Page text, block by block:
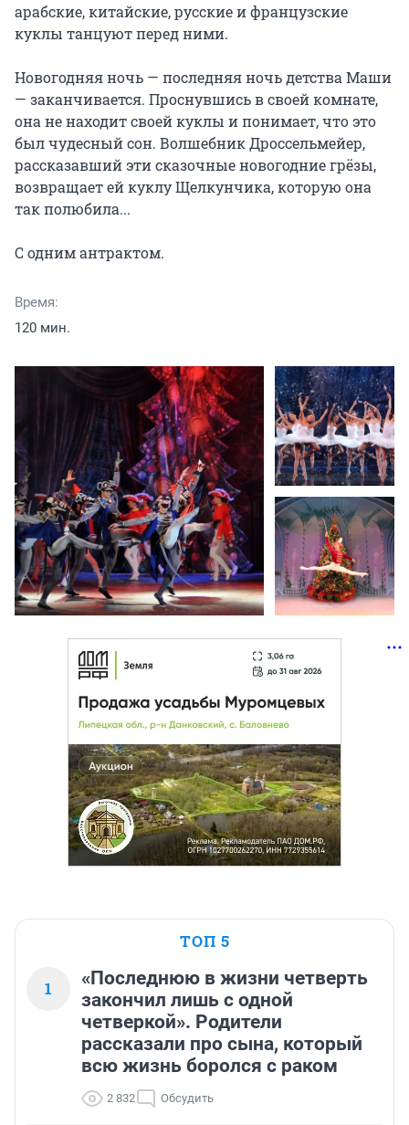
арабские, китайские, русские и французские
куклы танцуют перед ними.
Новогодняя ночь — последняя ночь детства Маши
— заканчивается. Проснувшись в своей комнате,
она не находит своей куклы и понимает, что это
был чудесный сон. Волшебник Дроссельмейер,
рассказавший эти сказочные новогодние грёзы,
возвращает ей куклу Щелкунчика, которую она
так полюбила...
С одним антрактом.
Время:
120 мин.
ТОП 5
1
«Последнюю в жизни четверть
закончил лишь с одной
четверкой». Родители
рассказали про сына, который
всю жизнь боролся с раком
2 832 Обсудить